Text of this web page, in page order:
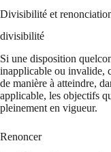
Divisibilité et
divisibilité
Si une disposition
inapplicable ou invalide,
de manière à atteindre,
applicable, les objectifs
pleinement en vigueur.
Renoncer